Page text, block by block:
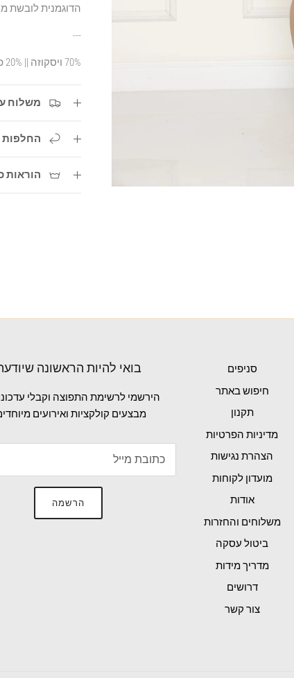
הדוגמנית לובשת מידה 1 || גובה
---
70% ויסקוזה || 20% פוליאסטר || 10% אלסטאן
משלוח עד
החלפות
הוראות
סניפים
חיפוש באתר
תקנון
מדיניות הפרטיות
הצהרת נגישות
מועדון לקוחות
אודות
משלוחים והחזרות
ביטול עסקה
מדריך מידות
דרושים
צור קשר
בואי להיות הראשונה
הירשמי לרשימת התפוצה וקבלי
מבצעים קולקציות ואירועים
הרשמה